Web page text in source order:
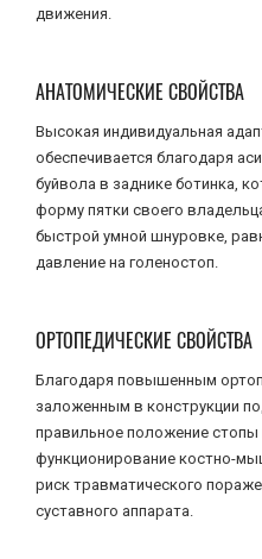
движения.
АНАТОМИЧЕСКИЕ СВОЙСТВА
Высокая индивидуальная
обеспечивается благодаря
буйвола в заднике ботинка,
форму пятки своего
быстрой умной шнуровке,
давление на голеностоп.
ОРТОПЕДИЧЕСКИЕ СВОЙСТВА
Благодаря повышенным
заложенным в конструкции
правильное положение стопы
функционирование костно-
риск травматического
суставного аппарата.